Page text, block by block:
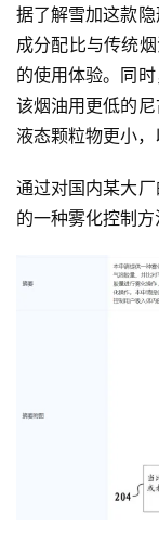
据了解雪加这款
成分配比与传统
的使用体验。同
该烟油用更低的
液态颗粒物更小，
通过对国内某大
的一种雾化控制方